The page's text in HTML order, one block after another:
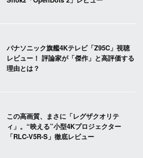
パナソニック旗艦4Kテレビ「Z95C」視聴
レビュー！ 評論家が「傑作」と高評価する
理由とは？
この高画質、まさに「レグザクオリテ
ィ」。“映える”小型4Kプロジェクター
「RLC-V5R-S」徹底レビュー